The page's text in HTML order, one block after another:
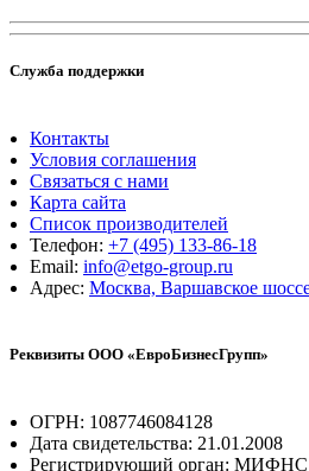
Служба поддержки
Контакты
Условия соглашения
Связаться с нами
Карта сайта
Список производителей
Телефон: +7 (495) 133-86-18
Email: info@etgo-group.ru
Адрес: Москва, Варшавское
Реквизиты ООО «ЕвроБизнесГрупп»
ОГРН: 1087746084128
Дата свидетельства: 21.01.2008
Регистрирующий орган: МИФНС